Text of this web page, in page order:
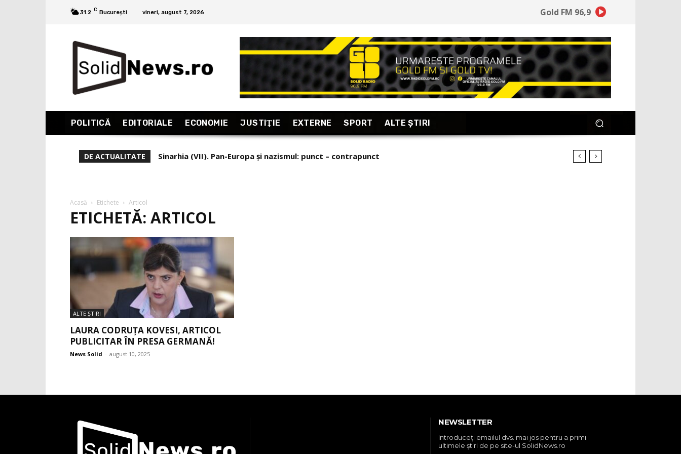
31.2 C București vineri, august 7, 2026 Gold FM 96,9
POLITICĂ EDITORIALE ECONOMIE JUSTIŢIE EXTERNE SPORT ALTE ŞTIRI
DE ACTUALITATE Sinarhia (VII). Pan-Europa și nazismul: punct – contrapunct
Acasă Etichete Articol
ETICHETĂ: ARTICOL
ALTE ŞTIRI
LAURA CODRUȚA KOVESI, ARTICOL
PUBLICITAR ÎN PRESA GERMANĂ!
News Solid - august 10, 2025
NEWSLETTER
Introduceţi emailul dvs. mai jos pentru a primi
ultimele ştiri de pe site-ul SolidNews.ro